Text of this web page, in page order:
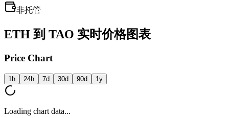
非托管
ETH 到 TAO 实时价格图表
Price Chart
1h 24h 7d 30d 90d 1y
Loading chart data...